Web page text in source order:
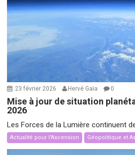
23 février 2026 Hervé Gaïa 0
Mise à jour de situation
2026
Les Forces de la Lumière continuent
Actualité pour l'Ascension Géopolitique et